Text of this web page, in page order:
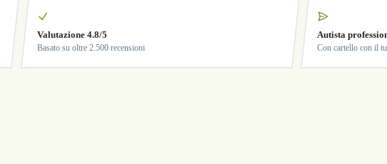
Valutazione 4.8/5
Basato su oltre 2.500 recensioni
Autista
Con cartello con il